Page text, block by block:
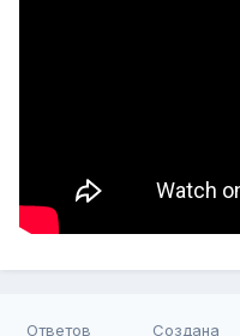
Ответов Создана